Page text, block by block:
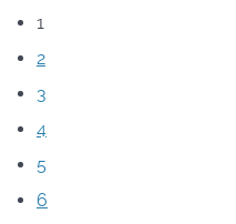
1
2
3
4
5
6